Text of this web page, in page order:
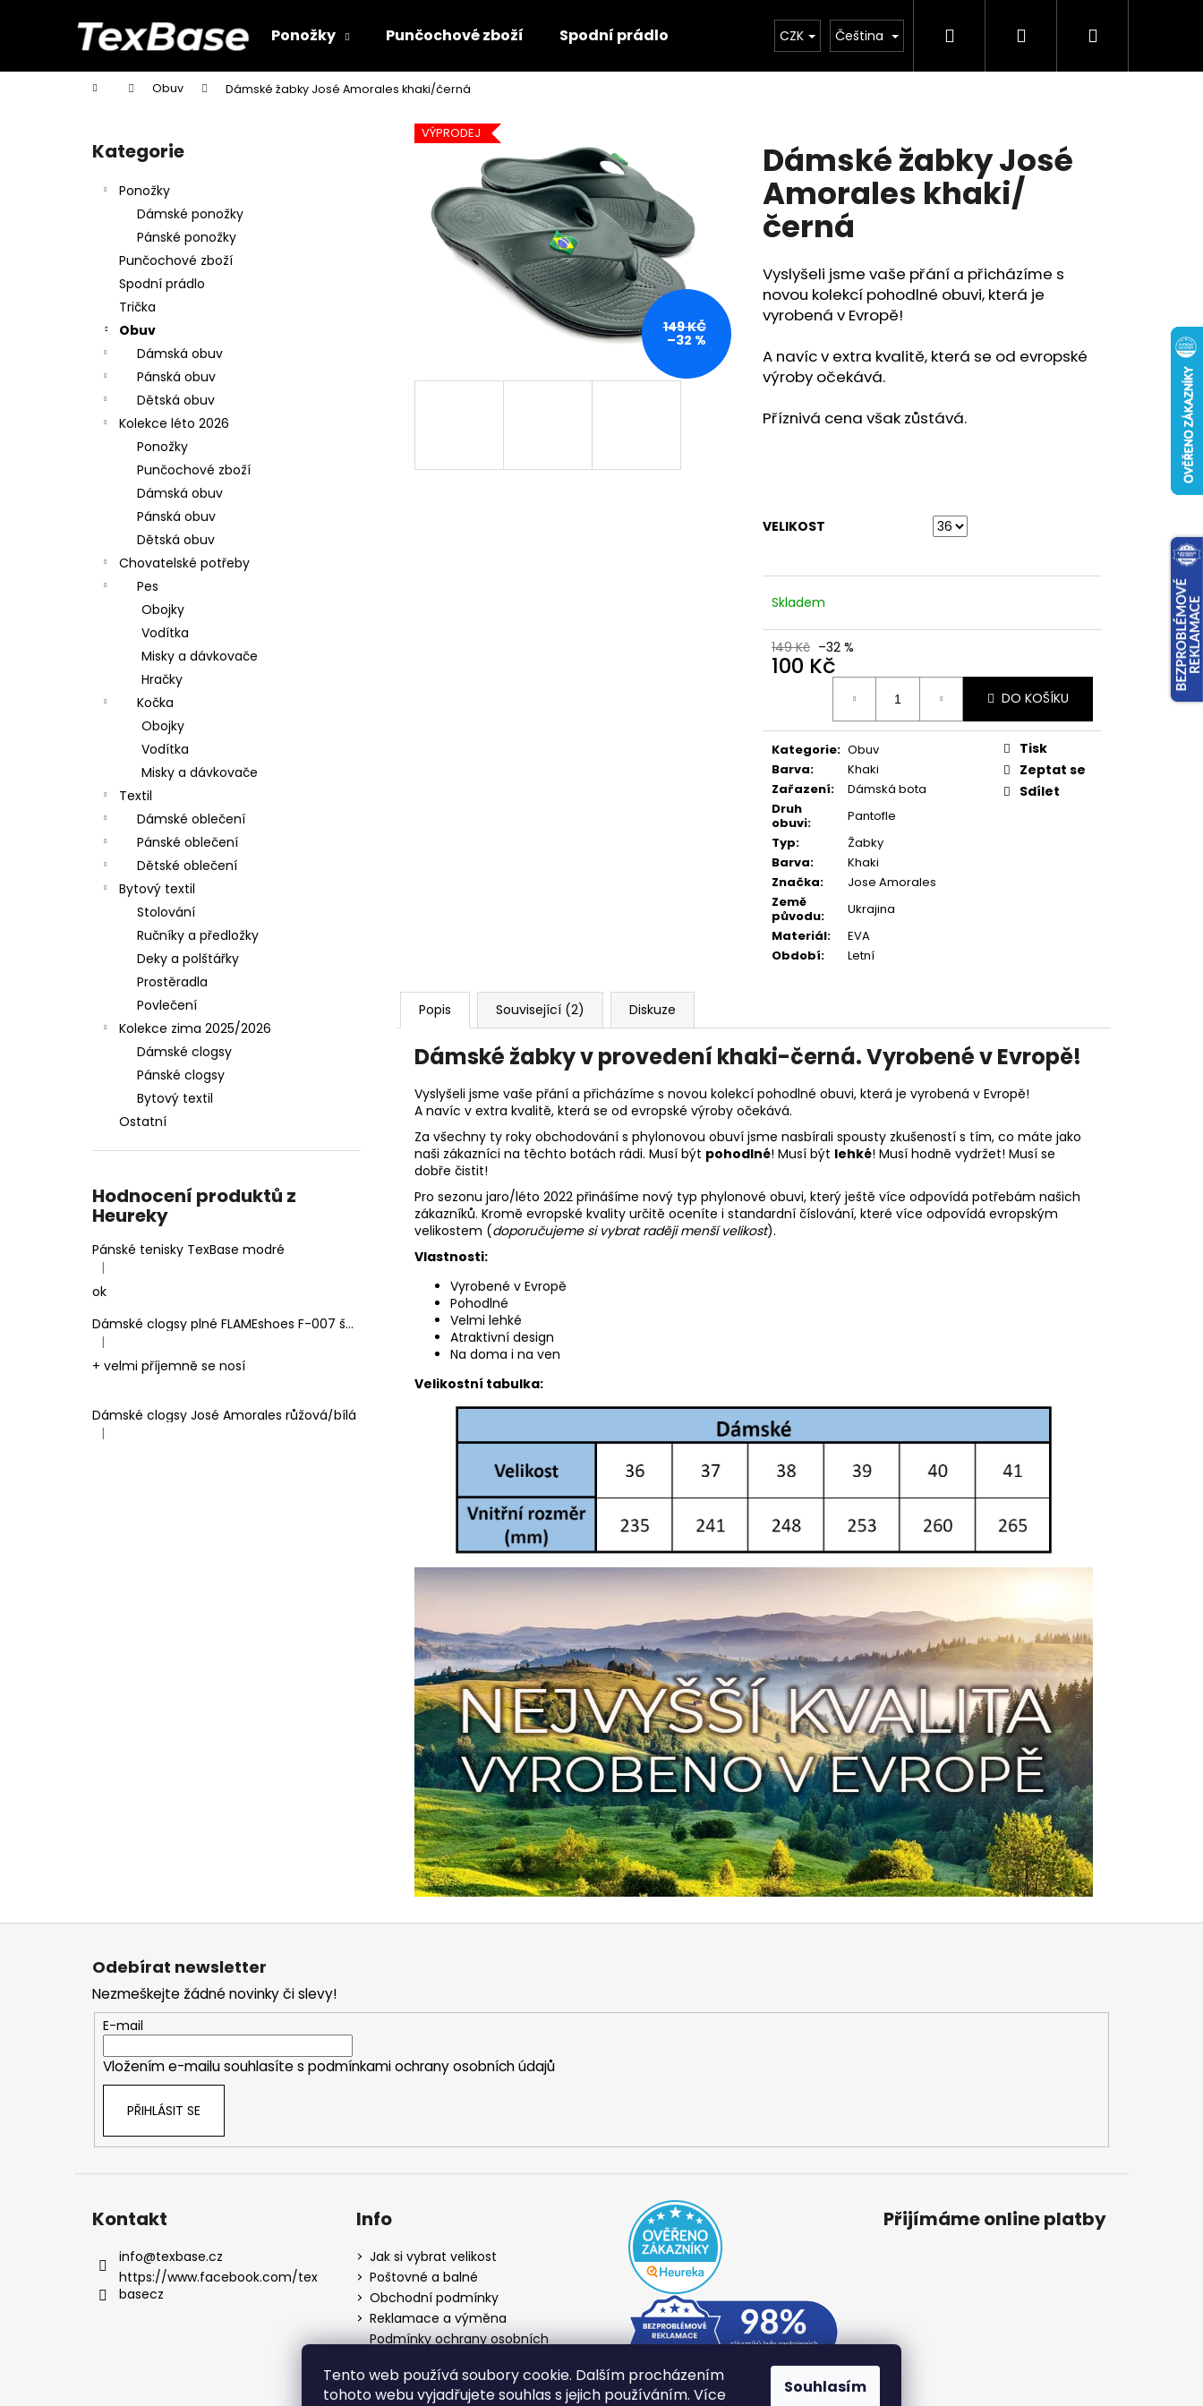
Tento web používá soubory cookie. Dalším procházením
tohoto webu vyjadřujete souhlas s jejich používáním. Více
Souhlasím
Ponožky Punčochové zboží Spodní prádlo Obuv Kolekce léto 2026 Chovatelské
CZK Čeština Hledat PřihlášeníNákupní
Domů Obuv Dámské žabky José Amorales khaki/černá
Přeskočit
kategorie
Kategorie
Ponožky
Dámské ponožky
Pánské ponožky
Punčochové zboží
Spodní prádlo
Trička
Obuv
Dámská obuv
Pánská obuv
Dětská obuv
Kolekce léto 2026
Ponožky
Punčochové zboží
Dámská obuv
Pánská obuv
Dětská obuv
Chovatelské potřeby
Pes
Obojky
Vodítka
Misky a dávkovače
Hračky
Kočka
Obojky
Vodítka
Misky a dávkovače
Textil
Dámské oblečení
Pánské oblečení
Dětské oblečení
Bytový textil
Stolování
Ručníky a předložky
Deky a polštářky
Prostěradla
Povlečení
Kolekce zima 2025/2026
Dámské clogsy
Pánské clogsy
Bytový textil
Ostatní
Hodnocení produktů z
Heureky
Pánské tenisky TexBase modré
Hodnocení produktu je 5 z 5 hvězdiček.
|
ok
Dámské clogsy plné FLAMEshoes F-007 šedé
Hodnocení produktu je 5 z 5 hvězdiček.
|
+ velmi příjemně se nosí
Dámské clogsy José Amorales růžová/bílá
Hodnocení produktu je 4 z 5 hvězdiček.
|
Dámské žabky José
Amorales khaki/
černá
Vyslyšeli jsme vaše přání a přicházíme s
novou kolekcí pohodlné obuvi, která je
vyrobená v Evropě!
A navíc v extra kvalitě, která se od evropské
výroby očekává.
Příznivá cena však zůstává.
VELIKOST
Skladem
149 Kč –32 %
100 Kč
DO KOŠÍKU
Kategorie: Obuv
Barva:
Khaki
Zařazení:
Dámská bota
Druh
obuvi:
Pantofle
Typ:
Žabky
Barva:
Khaki
Značka:
Jose Amorales
Země
původu:
Ukrajina
Materiál:
EVA
Období: Letní
Tisk
Zeptat se
Sdílet
VÝPRODEJ
149 KČ
–32 %
Popis Související (2) Diskuze
Dámské žabky v provedení khaki-černá. Vyrobené v Evropě!
Vyslyšeli jsme vaše přání a přicházíme s novou kolekcí pohodlné obuvi, která je vyrobená v Evropě!
A navíc v extra kvalitě, která se od evropské výroby očekává.
Za všechny ty roky obchodování s phylonovou obuví jsme nasbírali spousty zkušeností s tím, co máte jako
naši zákazníci na těchto botách rádi. Musí být pohodlné! Musí být lehké! Musí hodně vydržet! Musí se
dobře čistit!
Pro sezonu jaro/léto 2022 přinášíme nový typ phylonové obuvi, který ještě více odpovídá potřebám našich
zákazníků. Kromě evropské kvality určitě oceníte i standardní číslování, které více odpovídá evropským
velikostem (doporučujeme si vybrat raději menší velikost).
Vlastnosti:
Vyrobené v Evropě
Pohodlné
Velmi lehké
Atraktivní design
Na doma i na ven
Velikostní tabulka:
í
Zpět
do
Zpět
do
Co potřebujete najít?
Doporučujeme
Odebírat newsletter
Nezmeškejte žádné novinky či slevy!
E-mail
Vložením e-mailu souhlasíte s podmínkami ochrany osobních údajů
PŘIHLÁSIT SE
Kontakt
info@texbase.cz
https://www.facebook.com/tex
basecz
Info
Jak si vybrat velikost
Poštovné a balné
Obchodní podmínky
Reklamace a výměna
Podmínky ochrany osobních
Přijímáme online platby